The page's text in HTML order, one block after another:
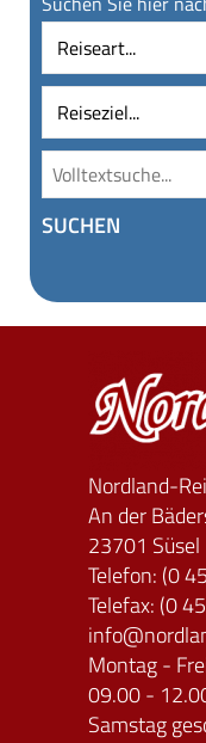
Reiseart
SUCHEN
Nordland-
An der
23701 Süsel
Telefon: (0
Telefax: (0
info
Montag -
09.00 -
Samstag